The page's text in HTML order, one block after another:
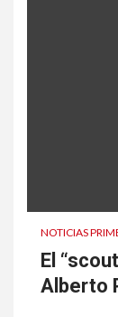
NOTICIAS
El
Alberto